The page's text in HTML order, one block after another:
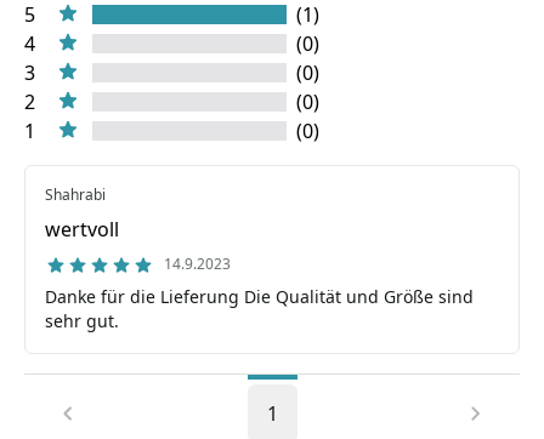
5
(1)
4
(0)
3
(0)
2
(0)
1
(0)
Shahrabi
wertvoll
14.9.2023
Danke für die Lieferung Die Qualität und Größe sind
sehr gut.
1